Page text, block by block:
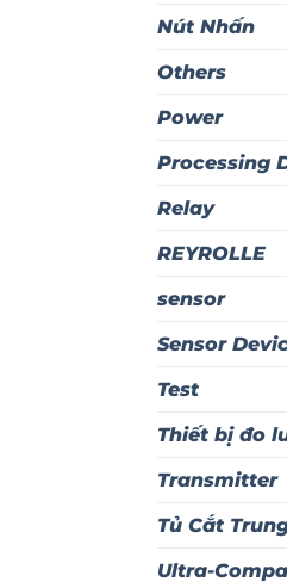
Nút Nhấn
Others
Power
Processing
Relay
REYROLLE
sensor
Sensor
Test
Thiết bị đo
Transmitter
Tủ Cắt
Ultra-